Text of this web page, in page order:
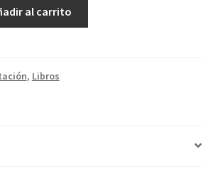
al carrito
, Libros